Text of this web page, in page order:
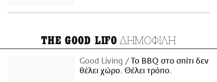
THE GOOD LIFO ΔΗΜΟΦΙΛΗ
Good Living
Το BBQ στο σπίτι δεν
θέλει χώρο. Θέλει τρόπο.